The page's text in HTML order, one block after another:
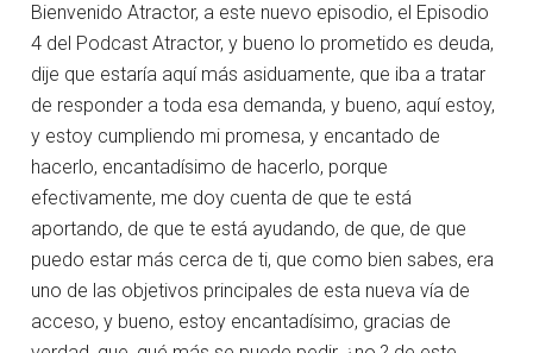
Bienvenido Atractor, a este nuevo episodio, el Episodio
4 del Podcast Atractor, y bueno lo prometido es deuda,
dije que estaría aquí más asiduamente, que iba a tratar
de responder a toda esa demanda, y bueno, aquí estoy,
y estoy cumpliendo mi promesa, y encantado de
hacerlo, encantadísimo de hacerlo, porque
efectivamente, me doy cuenta de que te está
aportando, de que te está ayudando, de que, de que
puedo estar más cerca de ti, que como bien sabes, era
uno de las objetivos principales de esta nueva vía de
acceso, y bueno, estoy encantadísimo, gracias de